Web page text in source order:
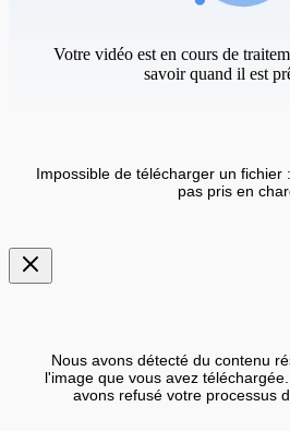
Votre vidéo est en cours de
savoir quand il est
Impossible de télécharger un fichier
pas pris en
Nous avons détecté du contenu
l'image que vous avez
avons refusé votre processus